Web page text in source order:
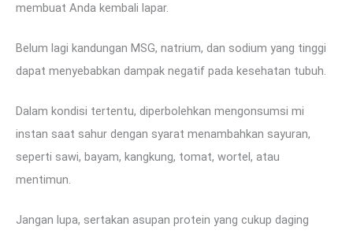
membuat Anda kembali lapar.
Belum lagi kandungan MSG, natrium, dan sodium yang tinggi
dapat menyebabkan dampak negatif pada kesehatan tubuh.
Dalam kondisi tertentu, diperbolehkan mengonsumsi mi
instan saat sahur dengan syarat menambahkan sayuran,
seperti sawi, bayam, kangkung, tomat, wortel, atau
mentimun.
Jangan lupa, sertakan asupan protein yang cukup daging